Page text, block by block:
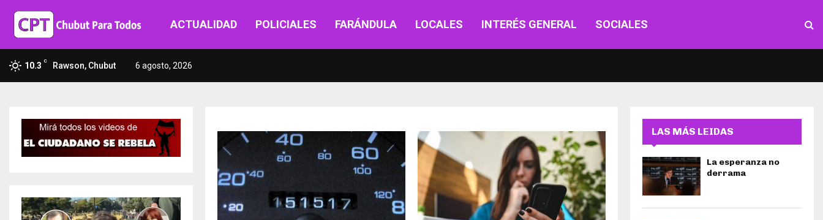
ACTUALIDAD POLICIALES FARÁNDULA LOCALES INTERÉS GENERAL SOCIALES
10.3 C Rawson, Chubut 6 agosto, 2026
LAS MÁS LEIDAS
La esperanza no
derrama